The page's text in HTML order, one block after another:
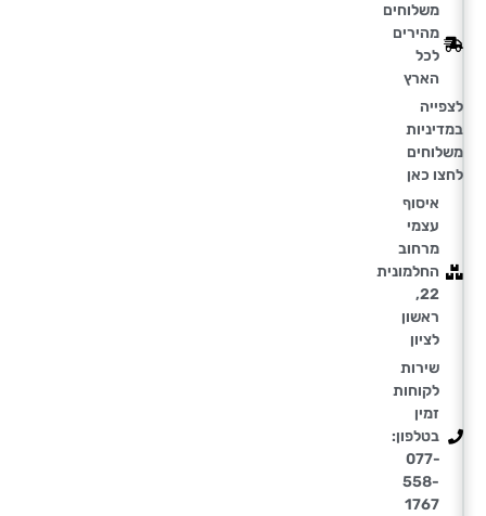
משלוחים
מהירים
לכל
הארץ
לצפייה
במדיניות
משלוחים
לחצו כאן
איסוף
עצמי
מרחוב
החלמונית
22,
ראשון
לציון
שירות
לקוחות
זמין
בטלפון:
077-
558-
1767